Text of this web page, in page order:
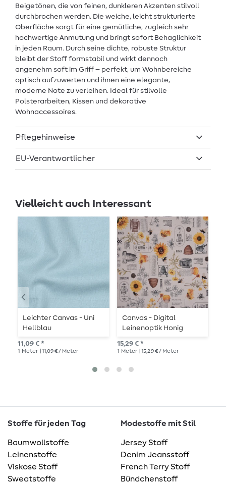
Beigetönen, die von feinen, dunkleren Akzenten stilvoll
durchbrochen werden. Die weiche, leicht strukturierte
Oberfläche sorgt für eine gemütliche, zugleich sehr
hochwertige Anmutung und bringt sofort Behaglichkeit
in jeden Raum. Durch seine dichte, robuste Struktur
bleibt der Stoff formstabil und wirkt dennoch
angenehm soft im Griff – perfekt, um Wohnbereiche
optisch aufzuwerten und ihnen eine elegante,
moderne Note zu verleihen. Ideal für stilvolle
Polsterarbeiten, Kissen und dekorative
Wohnaccessoires.
Pflegehinweise
EU-Verantwortlicher
Vielleicht auch Interessant
Leichter Canvas - Uni
Hellblau
11,09 € *
1 Meter | 11,09 € / Meter
Canvas - Digital
Leinenoptik Honig
Beige
15,29 € *
1 Meter | 15,29 € / Meter
Stoffe für jeden Tag
Baumwollstoffe
Leinenstoffe
Viskose Stoff
Sweatstoffe
Modestoffe mit Stil
Jersey Stoff
Denim Jeansstoff
French Terry Stoff
Bündchenstoff